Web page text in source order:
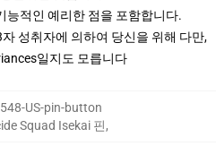
능적인 예리한 점을 포함합니다.
성취자에 의하여 당신을 위해 다만,
일지도 모릅니다
US-pin-button
Squad Isekai 핀,